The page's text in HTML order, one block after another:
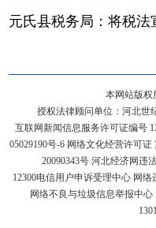
元氏县税务局：将税
本网站版权
授权法律顾问单位：河北世
互联网新闻信息服务许可证编号
05029190号-6网络文化经营许可证
20090343号 河北经济网违
12300电信用户申诉受理中心 网络
网络不良与垃圾信息举报中心